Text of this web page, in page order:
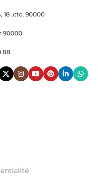
18 ,ctc, 90000
90000
88